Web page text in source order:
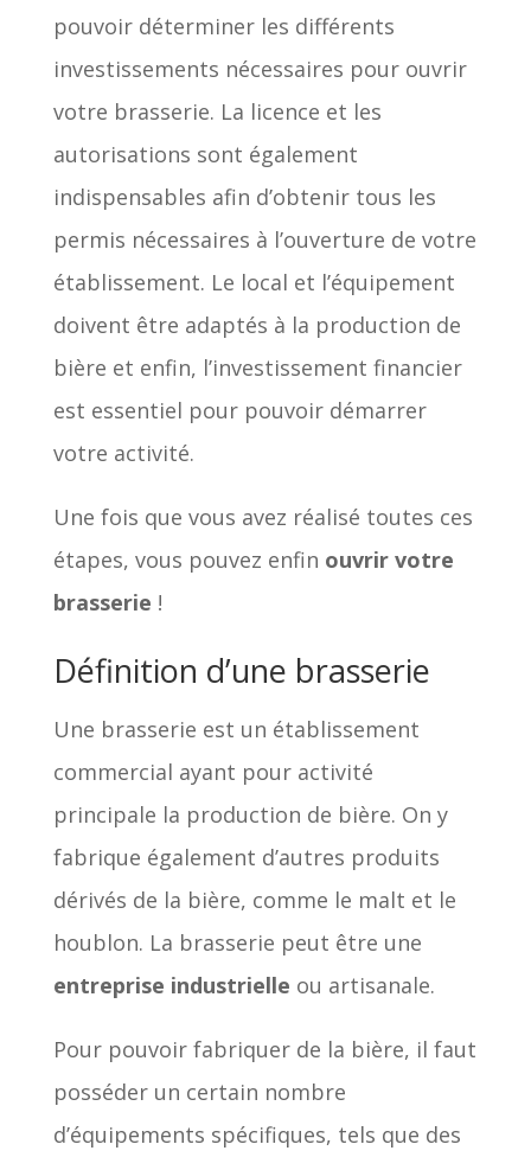
pouvoir déterminer les différents
investissements nécessaires pour ouvrir
votre brasserie. La licence et les
autorisations sont également
indispensables afin d’obtenir tous les
permis nécessaires à l’ouverture de votre
établissement. Le local et l’équipement
doivent être adaptés à la production de
bière et enfin, l’investissement financier
est essentiel pour pouvoir démarrer
votre activité.
Une fois que vous avez réalisé toutes ces
étapes, vous pouvez enfin ouvrir votre
brasserie !
Définition d’une brasserie
Une brasserie est un établissement
commercial ayant pour activité
principale la production de bière. On y
fabrique également d’autres produits
dérivés de la bière, comme le malt et le
houblon. La brasserie peut être une
entreprise industrielle ou artisanale.
Pour pouvoir fabriquer de la bière, il faut
posséder un certain nombre
d’équipements spécifiques, tels que des